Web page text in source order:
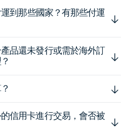
到那些國家？有那些付運
品還未發行或需於海外訂
信用卡進行交易，會否被